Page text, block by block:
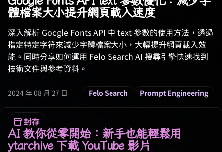
體檔案大小提升網頁載入速度
深入解析 Google Fonts API 中 text 參數的使用方法，透過
指定特定字符來減少字體檔案大小，大幅提升網頁載入效
能。同時分享如何運用 Felo Search AI 搜尋引擎快速找到
技術文件與參考資料。
2024 年 08 月 27 日 Felo Search Prompt Engineering
封存
AI 教你從零開始：新手也能輕鬆用
ytarchive 下載 YouTube 影片